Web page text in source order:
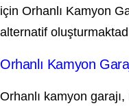
için Orhanlı Kamyon
alternatif
Orhanlı Kamyon
Orhanlı kamyon